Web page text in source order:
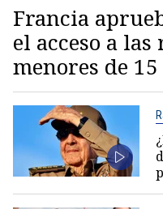
Francia
el acceso a las
menores de 15